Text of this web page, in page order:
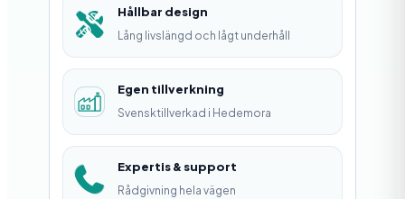
k
e
t
m
g
Hållbar design
Lång livslängd och lågt underhåll
Egen tillverkning
Svensktillverkad i Hedemora
Expertis & support
Rådgivning hela vägen